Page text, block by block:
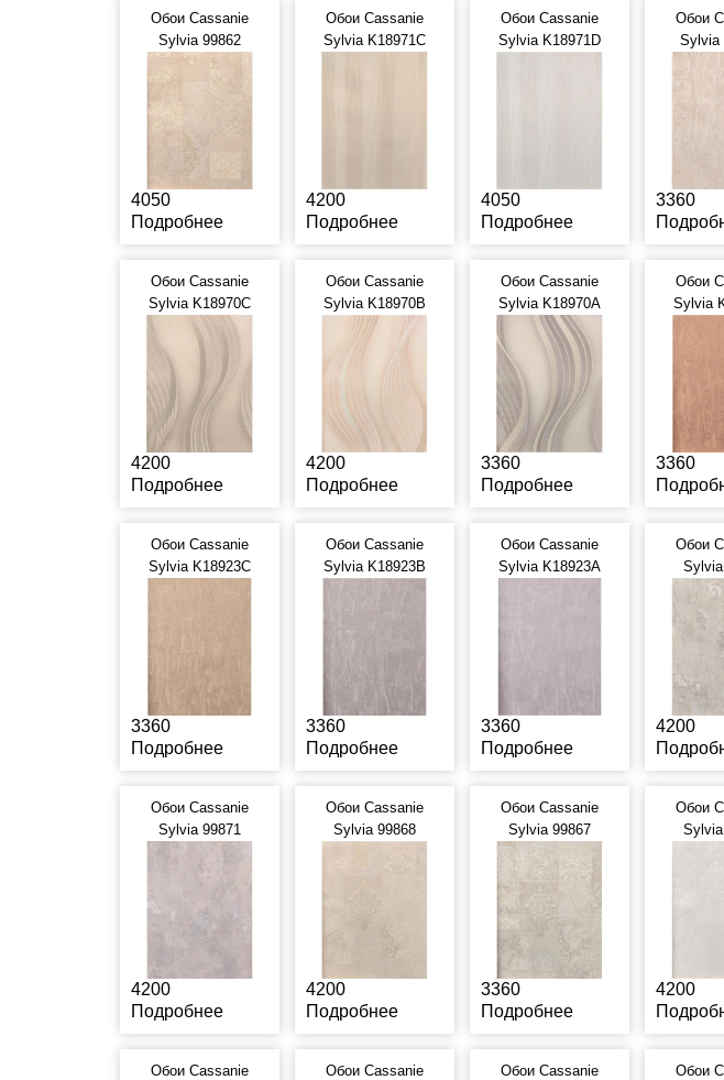
Обои Cassanie
Sylvia 99862
4050
Подробнее
Обои Cassanie
Sylvia K18971C
4200
Подробнее
Обои Cassanie
Sylvia K18971D
4050
Подробнее
Обои
Sylvia
3360
Обои Cassanie
Sylvia K18970C
4200
Подробнее
Обои Cassanie
Sylvia K18970B
4200
Подробнее
Обои Cassanie
Sylvia K18970A
3360
Подробнее
Обои
Sylvia
3360
Обои Cassanie
Sylvia K18923C
3360
Подробнее
Обои Cassanie
Sylvia K18923B
3360
Подробнее
Обои Cassanie
Sylvia K18923A
3360
Подробнее
Обои
4200
Обои Cassanie
Sylvia 99871
4200
Подробнее
Обои Cassanie
Sylvia 99868
4200
Подробнее
Обои Cassanie
Sylvia 99867
3360
Подробнее
Обои
4200
Обои Cassanie
Обои Cassanie
Обои Cassanie
Обои